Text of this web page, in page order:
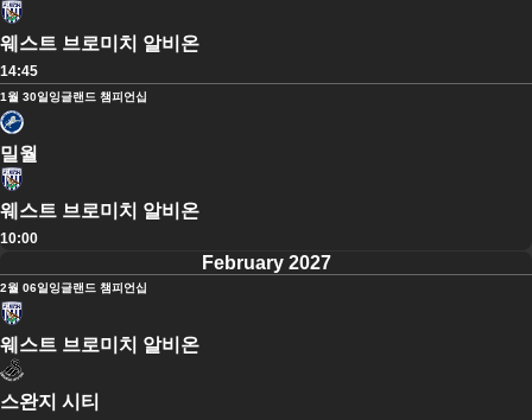
웨스트 브로미치 알비온
14:45
1월 30일잉글랜드 챔피언십
밀월
웨스트 브로미치 알비온
10:00
February 2027
2월 06일잉글랜드 챔피언십
웨스트 브로미치 알비온
스완지 시티